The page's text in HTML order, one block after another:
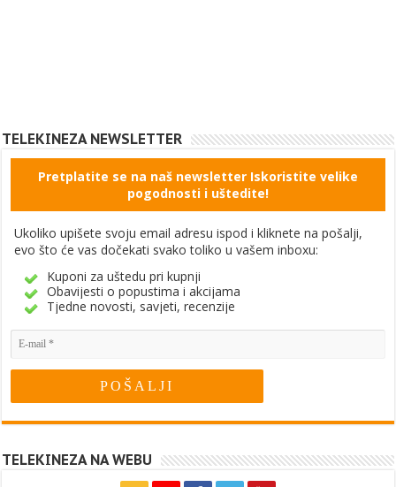
TELEKINEZA NEWSLETTER
Pretplatite se na naš newsletter Iskoristite velike
pogodnosti i uštedite!
Ukoliko upišete svoju email adresu ispod i kliknete na pošalji,
evo što će vas dočekati svako toliko u vašem inboxu:
Kuponi za uštedu pri kupnji
Obavijesti o popustima i akcijama
Tjedne novosti, savjeti, recenzije
TELEKINEZA NA WEBU